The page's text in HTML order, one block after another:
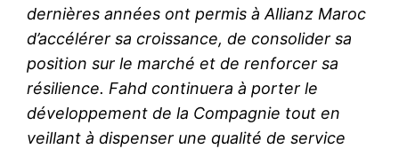
dernières années ont permis à Allianz Maroc
d’accélérer sa croissance, de consolider sa
position sur le marché et de renforcer sa
résilience. Fahd continuera à porter le
développement de la Compagnie tout en
veillant à dispenser une qualité de service